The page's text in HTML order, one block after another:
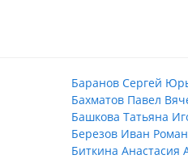
Баранов Сергей
Бахматов Павел
Башкова Татьяна
Березов Иван
Биткина Анастасия